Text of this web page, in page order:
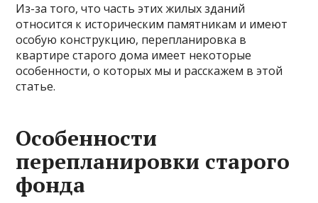
Из-за того, что часть этих жилых зданий
относится к историческим памятникам и имеют
особую конструкцию, перепланировка в
квартире старого дома имеет некоторые
особенности, о которых мы и расскажем в этой
статье.
Особенности
перепланировки старого
фонда